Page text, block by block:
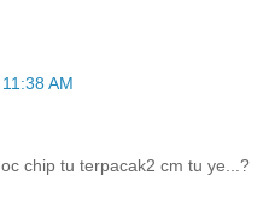
AM
chip tu terpacak2 cm tu ye...?